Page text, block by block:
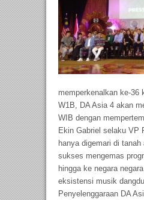
memperkenalkan ke-36
W1B, DA Asia 4 akan
WIB dengan
Ekin Gabriel selaku VP
hanya digemari di
sukses mengemas
hingga ke negara
eksistensi musik
Penyelenggaraan DA